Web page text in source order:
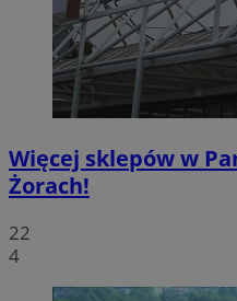
Więcej sklepów w
Żorach!
22
4